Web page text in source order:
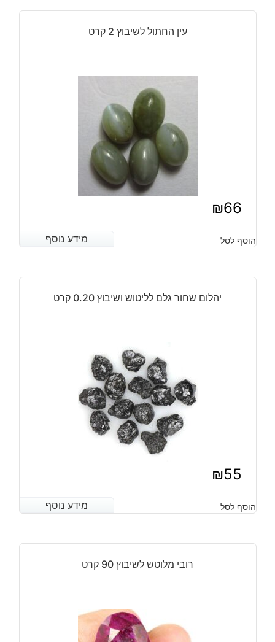
עין החתול לשיבוץ 2 קרט
₪66
מידע נוסף הוסף לסל מידע נוסף
יהלום שחור גלם לליטוש ושיבוץ 0.20 קרט
₪55
מידע נוסף הוסף לסל מידע נוסף
רובי מלוטש לשיבוץ 90 קרט